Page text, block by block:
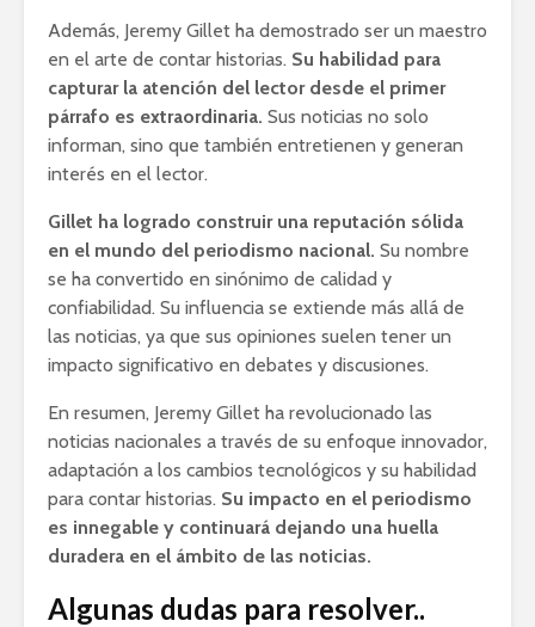
Además, Jeremy Gillet ha demostrado ser un maestro
en el arte de contar historias. Su habilidad para
capturar la atención del lector desde el primer
párrafo es extraordinaria. Sus noticias no solo
informan, sino que también entretienen y generan
interés en el lector.
Gillet ha logrado construir una reputación sólida
en el mundo del periodismo nacional. Su nombre
se ha convertido en sinónimo de calidad y
confiabilidad. Su influencia se extiende más allá de
las noticias, ya que sus opiniones suelen tener un
impacto significativo en debates y discusiones.
En resumen, Jeremy Gillet ha revolucionado las
noticias nacionales a través de su enfoque innovador,
adaptación a los cambios tecnológicos y su habilidad
para contar historias. Su impacto en el periodismo
es innegable y continuará dejando una huella
duradera en el ámbito de las noticias.
Algunas dudas para resolver..